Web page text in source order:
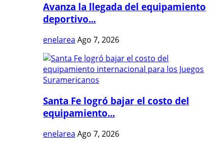
Avanza la llegada del equipamiento
deportivo...
enelarea Ago 7, 2026
Santa Fe logró bajar el costo del
equipamiento...
enelarea Ago 7, 2026